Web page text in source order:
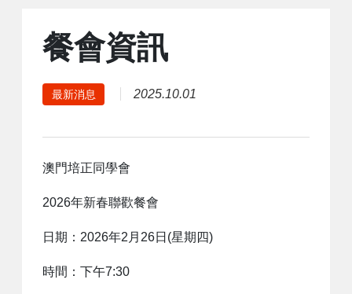
餐會資訊
最新消息 2025.10.01
澳門培正同學會
2026年新春聯歡餐會
日期：2026年2月26日(星期四)
時間：下午7:30